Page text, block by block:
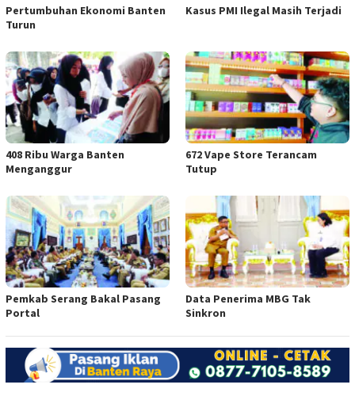
Pertumbuhan Ekonomi Banten
Turun
Kasus PMI Ilegal Masih Terjadi
408 Ribu Warga Banten
Menganggur
672 Vape Store Terancam
Tutup
Pemkab Serang Bakal Pasang
Portal
Data Penerima MBG Tak
Sinkron